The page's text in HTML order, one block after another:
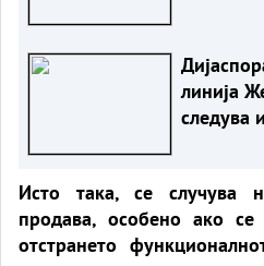
линија
следува
Исто така, се случува
продава, особено ако
отстрането